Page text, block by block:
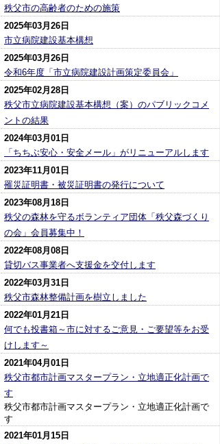
秩父市の高齢者のための施策
2025年03月26日
市立病院建設基本構想
2025年03月26日
令和6年度「市立病院建設計画策定委員会」
2025年02月28日
秩父市立病院建設基本構想（案）のパブリックコメ
ントの結果
2024年03月01日
「ちちぶ安心・安全メール」がリニューアルします
2023年11月01日
罹災証明書・被災証明書の発行について
2023年08月18日
秩父の森林を守るボランティア団体「秩父森づくり
の会」会員募集中！
2022年08月08日
貸切バス事業者へ支援金を交付します
2022年03月31日
秩父市森林整備計画を樹立しました
2022年01月21日
何でも投書箱～市に対するご意見・ご要望等をお受
けします～
2021年04月01日
秩父市都市計画マスタープラン・立地適正化計画で
す
秩父市都市計画マスタープラン・立地適正化計画で
す
2021年01月15日